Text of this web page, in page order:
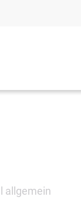
allgemein